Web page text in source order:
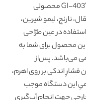
آب مرکّبات‌گیری برقی جنرال اینترنشنال مدل GI-403Y محصولی
نارنج، لیمو شیرین،
در عین طرّاحی
این محصول برای شما به
می‌باشد. پس‌از
اندکی بر روی اهرم،
این دستگاه موجب